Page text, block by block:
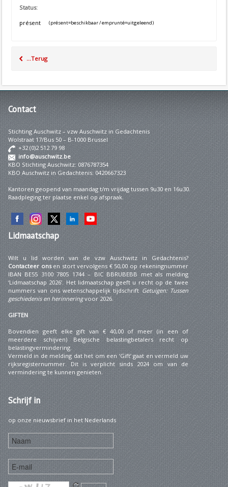
Status:
présent
(présent=beschikbaar / emprunté=uitgeleend)
...Terug
Contact
Stichting Auschwitz – vzw Auschwitz in Gedachtenis
Wolstraat 17/Bus 50 – B-1000 Brussel
+32 (0)2 512 79 98
info@auschwitz.be
KBO Stichting Auschwitz: 0876787354
KBO Auschwitz in Gedachtenis: 0420667323
Kantoren geopend van maandag t/m vrijdag tussen 9u30 en 16u30.
Raadpleging ter plaatse enkel op afspraak.
Lidmaatschap
Wilt u lid worden van de vzw Auschwitz in Gedachtenis?
Contacteer onsen stort vervolgens € 50,00 op rekeningnummer
IBAN BE55 3100 7805 1744 – BIC BBRUBEBB met als melding
‘Lidmaatschap 2026’. Het lidmaatschap geeft u recht op de twee
nummers van ons wetenschappelijk tijdschrift Getuigen: Tussen
geschiedenis en herinneringvoor 2026.
GIFTEN
Bovendien geeft elke gift van € 40,00 of meer (in een of
meerdere schijven) Belgische belastingbetalers recht op
belastingvermindering.
Vermeld in de melding dat het om een ‘Gift’ gaat en vermeld uw
rijksregisternummer. Dit is verplicht sinds 2024 om van de
vermindering te kunnen genieten.
Schrijfin
op onze nieuwsbrief in het Nederlands